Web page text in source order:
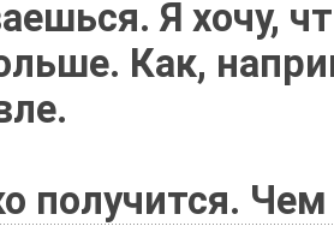
Я хочу,
Как,
получится.